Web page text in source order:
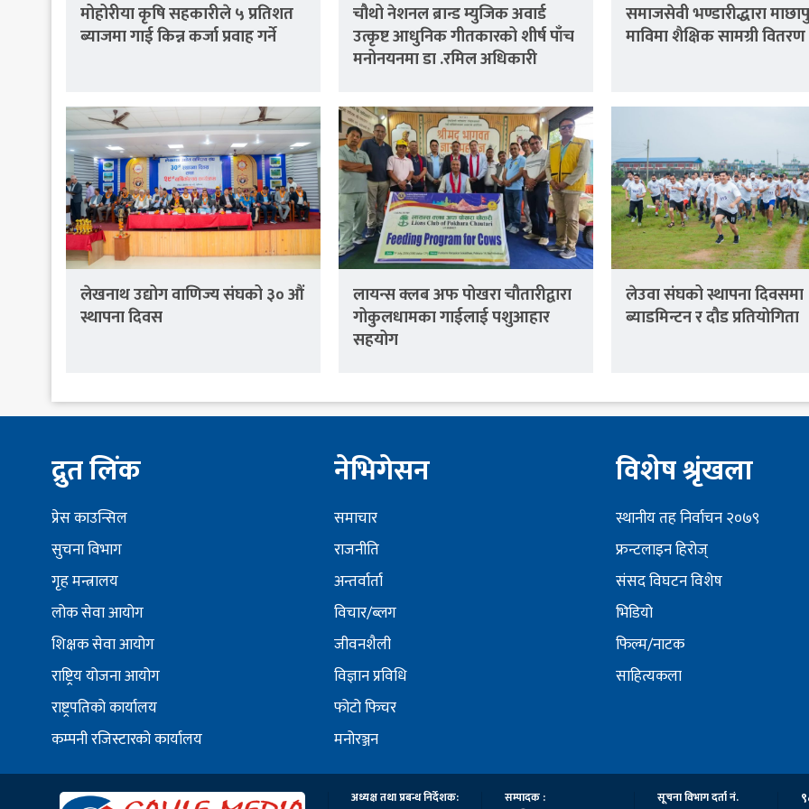
मोहोरीया कृषि सहकारीले ५ प्रतिशत
ब्याजमा गाई किन्न कर्जा प्रवाह गर्ने
चौथो नेशनल ब्रान्ड म्युजिक अवार्ड
उत्कृष्ट आधुनिक गीतकारको शीर्ष पाँच
मनोनयनमा डा .रमिल अधिकारी
समाजसेवी भण्डारीद्धारा
माविमा शैक्षिक सामग्री वितरण
लेखनाथ उद्योग वाणिज्य संघको ३० औं
स्थापना दिवस
लायन्स क्लब अफ पोखरा चौतारीद्वारा
गोकुलधामका गाईलाई पशुआहार
सहयोग
लेउवा संघको स्थापना दिवसमा
ब्याडमिन्टन र दौड प्रतियोगिता
द्रुत लिंक
प्रेस काउन्सिल
सुचना विभाग
गृह मन्त्रालय
लोक सेवा आयोग
शिक्षक सेवा आयोग
राष्ट्रिय योजना आयोग
राष्ट्रपतिको कार्यालय
कम्पनी रजिस्टारको कार्यालय
नेभिगेसन
समाचार
राजनीति
अन्तर्वार्ता
विचार/ब्लग
जीवनशैली
विज्ञान प्रविधि
फोटो फिचर
मनोरञ्जन
विशेष श्रृंखला
स्थानीय तह निर्वाचन २०७९
फ्रन्टलाइन हिरोज्
संसद विघटन विशेष
भिडियो
फिल्म/नाटक
साहित्यकला
अध्यक्ष तथा प्रबन्ध निर्देशक: सम्पादक : सूचना विभाग दर्ता नं.